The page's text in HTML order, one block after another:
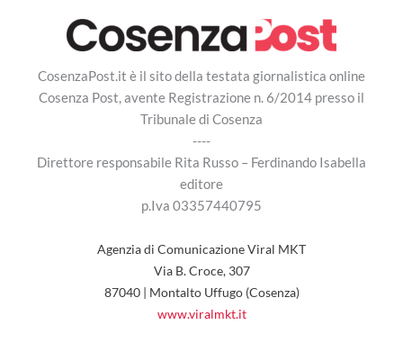
CosenzaPost.it è il sito della testata giornalistica online
Cosenza Post, avente Registrazione n. 6/2014 presso il
Tribunale di Cosenza
----
Direttore responsabile Rita Russo – Ferdinando Isabella
editore
p.Iva 03357440795
Agenzia di Comunicazione Viral MKT
Via B. Croce, 307
87040 | Montalto Uffugo (Cosenza)
www.viralmkt.it